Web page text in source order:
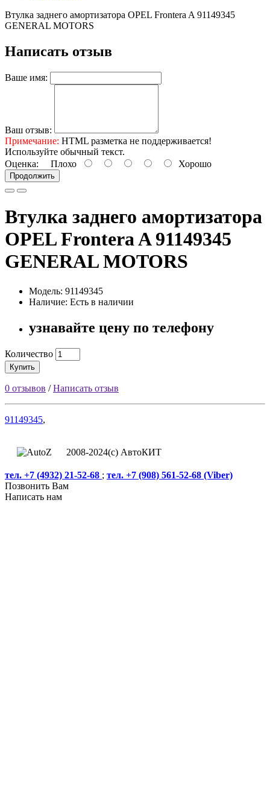
Втулка заднего амортизатора OPEL Frontera A 91149345
GENERAL MOTORS
Написать отзыв
Ваше имя:
Ваш отзыв:
Примечание: HTML разметка не поддерживается!
Используйте обычный текст.
Оценка: Плохо Хорошо
Продолжить
Втулка заднего амортизатора
OPEL Frontera A 91149345
GENERAL MOTORS
Модель: 91149345
Наличие: Есть в наличии
узнавайте цену по телефону
Количество
Купить
0 отзывов /Написать отзыв
91149345,
2008-2024(c) АвтоКИТ
тел. +7 (4932) 21-52-68 ; тел. +7 (908) 561-52-68 (Viber)
Позвонить Вам
Написать нам